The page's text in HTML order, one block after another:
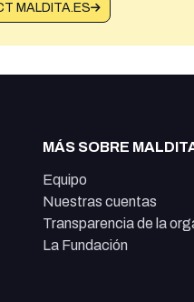
MALDITA.ES
MÁS SOBRE
Equipo
Nuestras cuentas
Transparencia de la
La Fundación